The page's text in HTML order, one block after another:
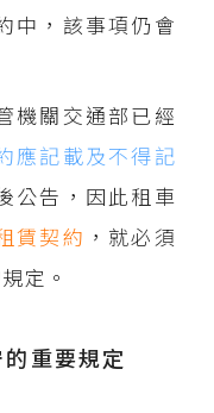
中，該事項仍會
機關交通部已經
應記載及不得記
公告，因此租車
賃契約 ，就必須
定。
重要規定